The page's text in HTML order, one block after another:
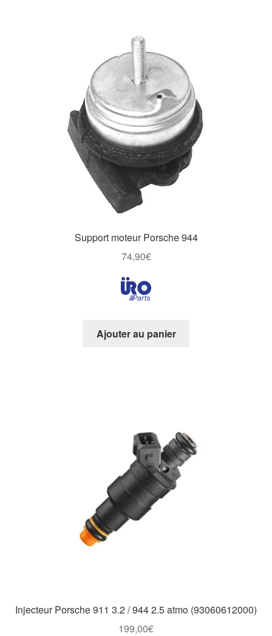
Support moteur Porsche 944
74,90€
Ajouter au panier
Injecteur Porsche 911 3.2 / 944 2.5 atmo (93060612000)
199,00€